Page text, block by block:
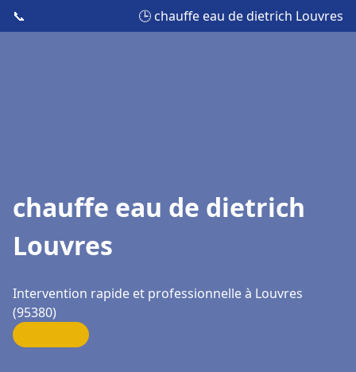
📞 🕒 chauffe eau de dietrich Louvres
chauffe eau de dietrich
Louvres
Intervention rapide et professionnelle à Louvres
(95380)